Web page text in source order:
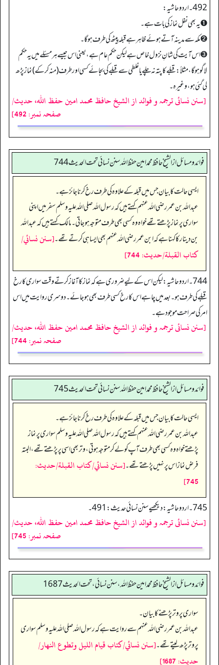
492 ۔ اردو حاشیہ:
➊یہ بھی نفل نماز کی بات ہے۔
➋مکہ سے مدینہ آتے ہوئے ظاہر ہے قبلہ پیٹھ کی طرف ہو گا۔
➌اس آیت کی شانِ نزول خاص ہے لیکن حکم عام ہے، یعنی اس جیسے ہر مسئلے میں یہ حکم
لاگو ہو گا، مثلاً: قبلے کا پتہ نہ چلے یا غلطی سے قبلے کی بجائے کسی اور طرف (منہ کر کے) نماز پڑھ
لی گئی ہو، وغیرہ۔
[سنن نسائی ترجمہ و فوائد از الشیخ حافظ محمد امین حفظ اللہ، حدیث/
صفحہ نمبر: 492]
فوائد ومسائل از الشيخ حافظ محمد امين حفظ الله سنن نسائي تحت الحديث 744
ایسی حالت کا بیان جس میں قبلہ کے علاوہ کی طرف رخ کرنا جائز ہے۔
عبداللہ بن عمر رضی اللہ عنہم کہتے ہیں کہ رسول اللہ صلی اللہ علیہ وسلم سفر میں اپنی
سواری پر نماز پڑھتے تھے خواہ وہ کسی بھی طرف متوجہ ہو جاتی۔ مالک کہتے ہیں کہ عبداللہ
بن دینار کا کہنا ہے کہ ابن عمر رضی اللہ عنہم بھی ایسا ہی کرتے تھے۔[سنن نسائي/
كتاب القبلة/حدیث: 744]
744 ۔ اردو حاشیہ: لیکن اس کے لیے ضروری ہے کہ نماز کا آغاز کرتے وقت سواری کا رخ
قبلے کی طرف ہو۔ بعد میں چاہے اس کا رخ کسی طرف بھی ہو جائے۔ دوسری روایت میں اس
امر کی صراحت موجود ہے۔
[سنن نسائی ترجمہ و فوائد از الشیخ حافظ محمد امین حفظ اللہ، حدیث/
صفحہ نمبر: 744]
فوائد ومسائل از الشيخ حافظ محمد امين حفظ الله سنن نسائي تحت الحديث 745
ایسی حالت کا بیان جس میں قبلہ کے علاوہ کی طرف رخ کرنا جائز ہے۔
عبداللہ بن عمر رضی اللہ عنہم کہتے ہیں کہ رسول اللہ صلی اللہ علیہ وسلم سواری پر نماز
پڑھتے خواہ وہ کسی بھی طرف آپ کو لے کر متوجہ ہوتی، وتر بھی اسی پر پڑھتے تھے، البتہ
فرض نماز اس پر نہیں پڑھتے تھے۔[سنن نسائي/كتاب القبلة/حدیث:
745]
745 ۔ اردو حاشیہ: دیکھیے سنن نسائی حدیث: 491۔
[سنن نسائی ترجمہ و فوائد از الشیخ حافظ محمد امین حفظ اللہ، حدیث/
صفحہ نمبر: 745]
فوائد ومسائل از الشيخ حافظ محمد امين حفظ الله، سنن نسائي، تحت الحديث 1687
سواری پر وتر پڑھنے کا بیان۔
عبداللہ بن عمر رضی اللہ عنہم سے روایت ہے کہ رسول اللہ صلی اللہ علیہ وسلم سواری
پر وتر پڑھ لیتے تھے۔[سنن نسائي/كتاب قيام الليل وتطوع النهار/
حدیث: 1687]